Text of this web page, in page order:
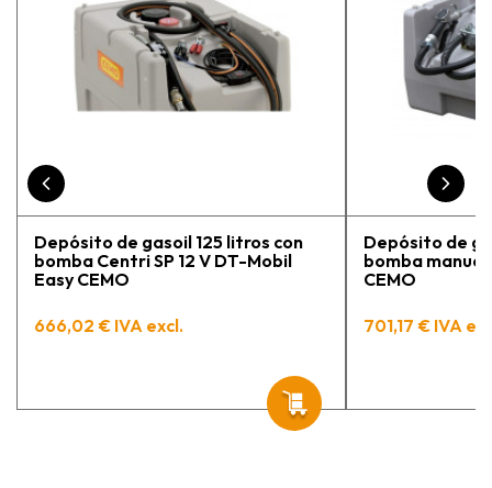
Depósito de gasoil 125 litros con
bomba Centri SP 12 V DT-Mobil
Easy CEMO
666,02 € IVA excl.
Depósito de
bomba
CEMO
701,17 € IVA